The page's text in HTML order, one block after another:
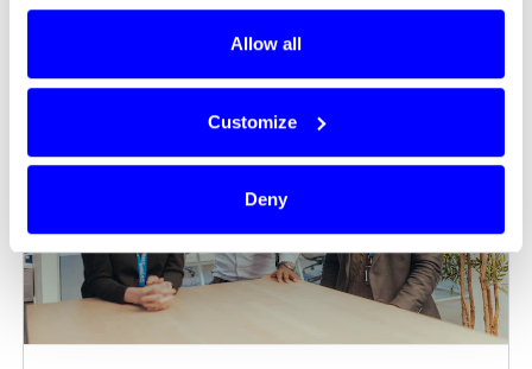
Allow all
Customize
Deny